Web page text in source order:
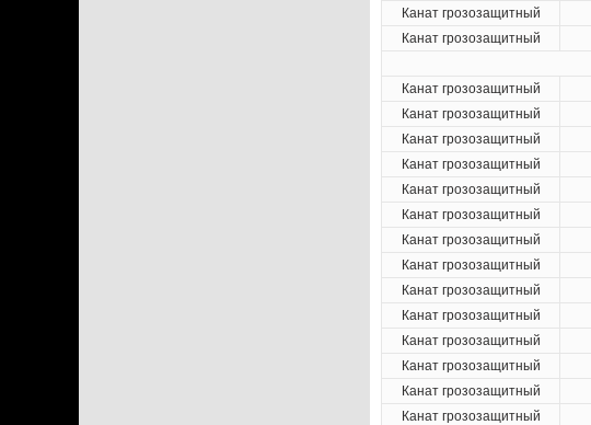
Канат грозозащитный
Канат грозозащитный
Канат грозозащитный
Канат грозозащитный
Канат грозозащитный
Канат грозозащитный
Канат грозозащитный
Канат грозозащитный
Канат грозозащитный
Канат грозозащитный
Канат грозозащитный
Канат грозозащитный
Канат грозозащитный
Канат грозозащитный
Канат грозозащитный
Канат грозозащитный